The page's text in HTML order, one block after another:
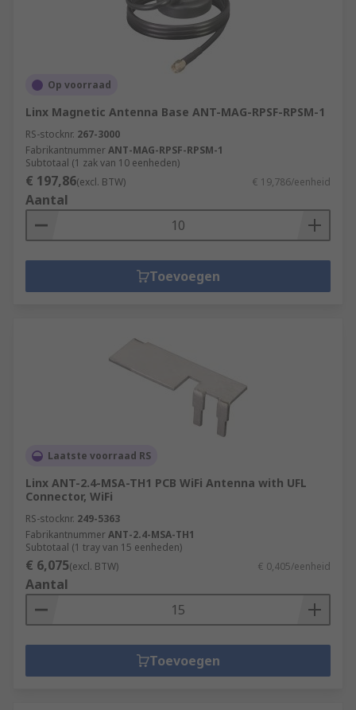
Op voorraad
Linx Magnetic Antenna Base ANT-MAG-RPSF-RPSM-1
RS-stocknr. 267-3000
FabrikantnummerANT-MAG-RPSF-RPSM-1
Subtotaal (1 zak van 10 eenheden)
€ 197,86(excl. BTW) € 19,786/eenheid
Aantal
Toevoegen
Laatste voorraad RS
Linx ANT-2.4-MSA-TH1 PCB WiFi Antenna with UFL
Connector, WiFi
RS-stocknr. 249-5363
FabrikantnummerANT-2.4-MSA-TH1
Subtotaal (1 tray van 15 eenheden)
€ 6,075(excl. BTW) € 0,405/eenheid
Aantal
Toevoegen